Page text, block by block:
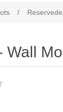
/
Wall